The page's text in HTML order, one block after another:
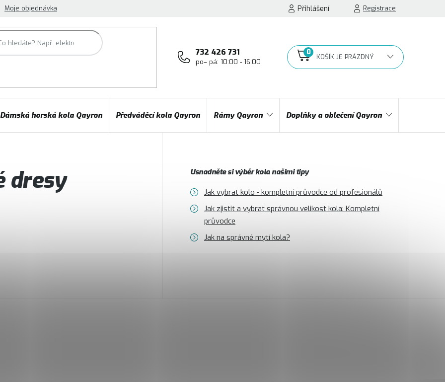
Moje objednávka Přihlášení Registrace
732 426 731
po– pá: 10:00 - 16:00
NÁKUPNÍ
Dámská horská kola Qayron Předváděcí kola Qayron Rámy Qayron Doplňky a oblečení Qayron
dresy
Usnadněte si výběr kola našimi tipy
Jak vybrat kolo - kompletní průvodce od profesionálů
Jak zjistit a vybrat správnou velikost kola: Kompletní
průvodce
Jak na správné mytí kola?